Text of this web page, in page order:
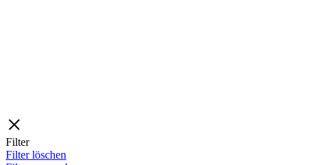
Filter
Filter löschen